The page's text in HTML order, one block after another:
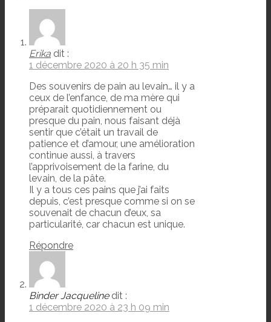
Erika dit :
1 décembre 2020 à 20 h 35 min
Des souvenirs de pain au levain… il y a
ceux de l’enfance, de ma mère qui
préparait quotidiennement ou
presque du pain, nous faisant déjà
sentir que c’était un travail de
patience et d’amour, une amélioration
continue aussi, à travers
l’apprivoisement de la farine, du
levain, de la pâte.
Il y a tous ces pains que j’ai faits
depuis, c’est presque comme si on se
souvenait de chacun d’eux, sa
particularité, car chacun est unique.
Répondre
Binder Jacqueline dit :
1 décembre 2020 à 23 h 09 min